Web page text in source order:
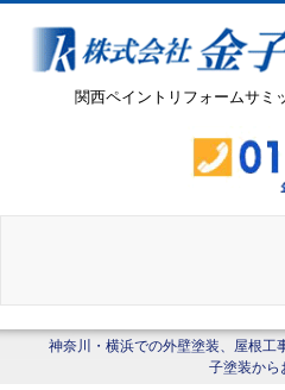
関西ペイントリフォームサミ
神奈川・横浜での外壁塗装、屋根工
子塗装から